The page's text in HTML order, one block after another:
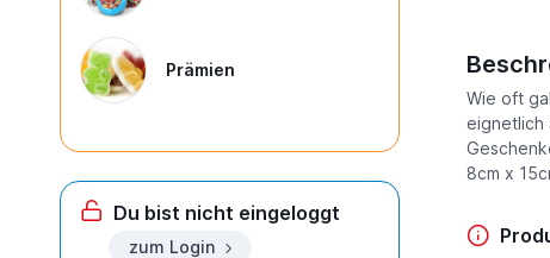
Prämien
Du bist nicht eingeloggt
zum Login
Wie oft
eignetlich
8cm x